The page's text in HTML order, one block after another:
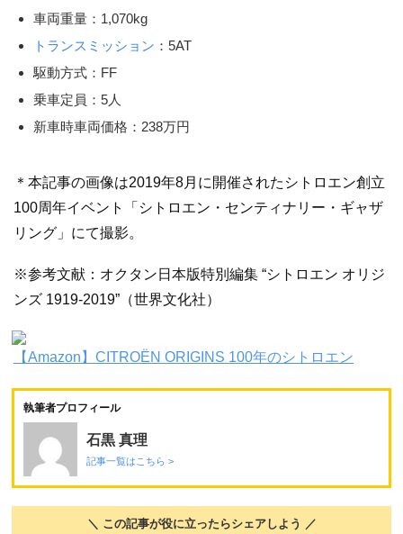
車両重量：1,070kg
トランスミッション ：5AT
駆動方式：FF
乗車定員：5人
新車時車両価格：238万円
＊本記事の画像は2019年8月に開催されたシトロエン創立
100周年イベント「シトロエン・センティナリー・ギャザ
リング」にて撮影。
※参考文献：オクタン日本版特別編集 “シトロエン オリジ
ンズ 1919-2019”（世界文化社）
【Amazon】CITROËN ORIGINS 100年のシトロエン
執筆者プロフィール
石黒 真理
記事一覧はこちら >
＼ この記事が役に立ったらシェアしよう ／